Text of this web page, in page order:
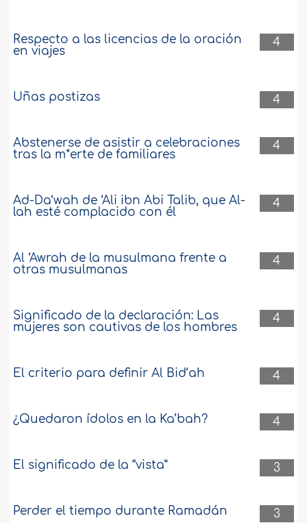
4
Respecto a las licencias de la oración
en viajes
4
Uñas postizas
4
Abstenerse de asistir a celebraciones
tras la m*erte de familiares
4
Ad-Da‘wah de ‘Ali ibn Abi Talib, que Al-
lah esté complacido con él
4
Al ‘Awrah de la musulmana frente a
otras musulmanas
4
Significado de la declaración: Las
mujeres son cautivas de los hombres
4
El criterio para definir Al Bid‘ah
4
¿Quedaron ídolos en la Ka’bah?
3
El significado de la “vista”
3
Perder el tiempo durante Ramadán